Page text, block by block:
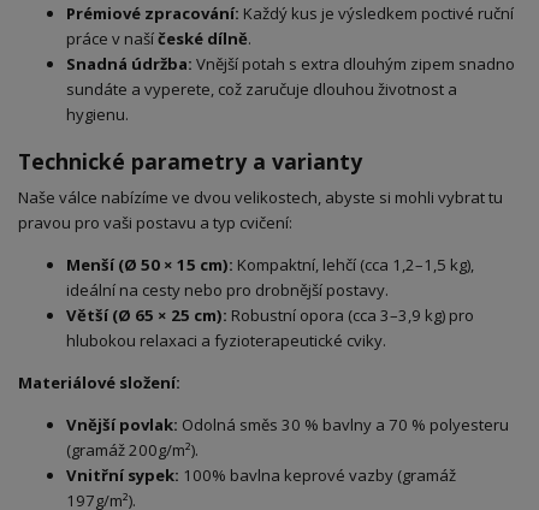
Prémiové zpracování: Každý kus je výsledkem poctivé ruční
práce v našíčeské dílně.
Snadná údržba: Vnější potah s extra dlouhým zipem snadno
sundáte a vyperete, což zaručuje dlouhou životnost a
hygienu.
Technické parametry a varianty
Naše válce nabízíme ve dvou velikostech, abyste si mohli vybrat tu
pravou pro vaši postavu a typ cvičení:
Menší (Ø 50 × 15 cm): Kompaktní, lehčí (cca 1,2–1,5 kg),
ideální na cesty nebo pro drobnější postavy.
Větší (Ø 65 × 25 cm): Robustní opora (cca 3–3,9 kg) pro
hlubokou relaxaci a fyzioterapeutické cviky.
Materiálové složení:
Vnější povlak: Odolná směs 30 % bavlny a 70 % polyesteru
(gramáž 200g/m²).
Vnitřní sypek: 100% bavlna keprové vazby (gramáž
197g/m²).